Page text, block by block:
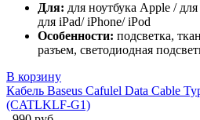
Для: для ноутбука Apple /
для iPad/ iPhone/ iPod
Особенности: подсветка,
разъем, светодиодная
В корзину
Кабель Baseus Cafulel Data Cable
(CATLKLF-G1)